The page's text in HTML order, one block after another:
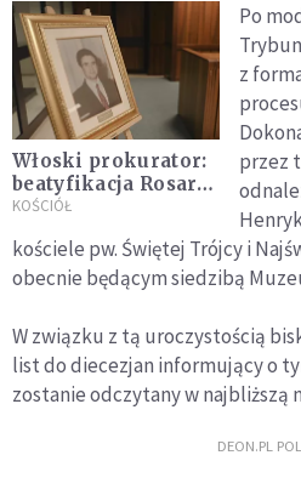
Włoski prokurator:
beatyfikacja Rosario
Livatino to wielki
KOŚCIÓŁ
Po
z
przez
kościele pw. Świętej Trójcy i
obecnie będącym siedzibą
W związku z tą uroczystością
list do diecezjan informujący o
zostanie odczytany w najbliższą
DEON.PL